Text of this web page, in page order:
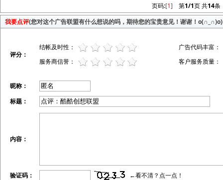
页码:[1] 第1/1页 共14条
我要点评(您对这个广告联盟有什么想说的吗，期待您的宝贵意见！谢谢！o(∩_∩)o)
评分：
结帐及时性：
广告代码丰富：
服务商信誉：
客户服务质量：
昵称：
标题：
内容：
验证码： ←看不清？点一点！